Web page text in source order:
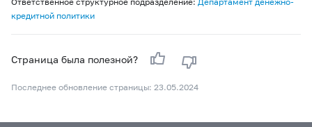
кредитной политики
Страница была полезной?
Последнее обновление страницы: 23.05.2024